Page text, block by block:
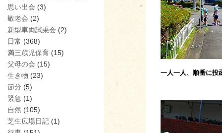
思い出会 (3)
敬老会 (2)
新型車両試乗会 (2)
日常 (368)
満三歳児保育 (15)
父母の会 (15)
生き物 (23)
節分 (5)
緊急 (1)
自然 (105)
芝生広場日記 (1)
一人一人、順番に投